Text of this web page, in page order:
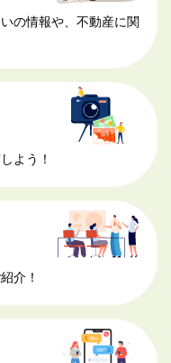
の情報や、不動産に関
よう！
介！